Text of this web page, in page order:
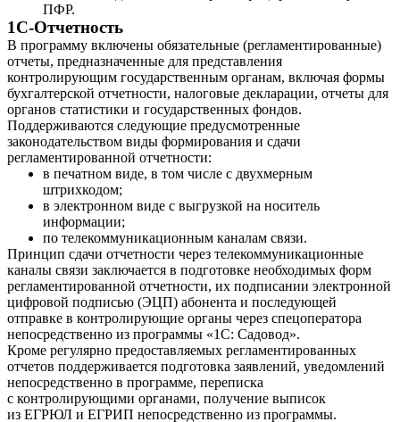
ПФР.
1С-Отчетность
В программу включены обязательные (регламентированные)
отчеты, предназначенные для представления
контролирующим государственным органам, включая формы
бухгалтерской отчетности, налоговые декларации, отчеты для
органов статистики и государственных фондов.
Поддерживаются следующие предусмотренные
законодательством виды формирования и сдачи
регламентированной отчетности:
в печатном виде, в том числе с двухмерным
штрихкодом;
в электронном виде с выгрузкой на носитель
информации;
по телекоммуникационным каналам связи.
Принцип сдачи отчетности через телекоммуникационные
каналы связи заключается в подготовке необходимых форм
регламентированной отчетности, их подписании электронной
цифровой подписью (ЭЦП) абонента и последующей
отправке в контролирующие органы через спецоператора
непосредственно из программы «1С: Садовод».
Кроме регулярно предоставляемых регламентированных
отчетов поддерживается подготовка заявлений, уведомлений
непосредственно в программе, переписка
с контролирующими органами, получение выписок
из ЕГРЮЛ и ЕГРИП непосредственно из программы.